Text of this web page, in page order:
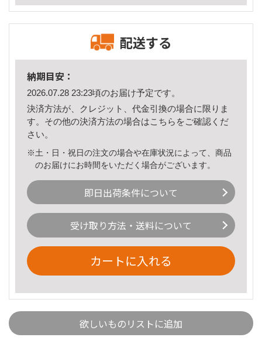
配送する
納期目安：
2026.07.28 23:23頃のお届け予定です。
決済方法が、クレジット、代金引換の場合に限りま
す。その他の決済方法の場合はこちら をご確認くだ
さい。
※土・日・祝日の注文の場合や在庫状況によって、商品
のお届けにお時間をいただく場合がございます。
即日出荷条件について
受け取り方法・送料について
カートに入れる
欲しいものリストに追加